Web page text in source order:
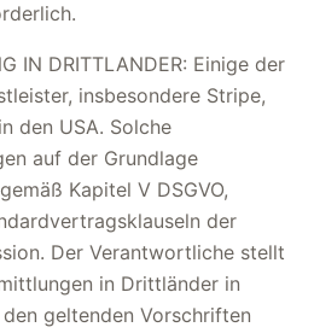
IN DRITTLANDER: Einige der
insbesondere Stripe,
den USA. Solche
auf der Grundlage
Kapitel V DSGVO,
der
Der Verantwortliche stellt
in Drittländer in
geltenden Vorschriften